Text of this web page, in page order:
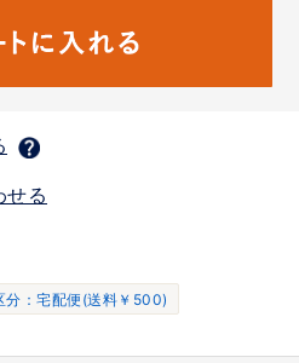
せる
分：宅配便(送料￥500)